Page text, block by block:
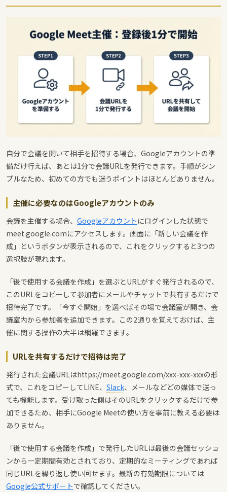
自分で会議を開いて相手を招待する場合、Googleアカウントの準
備だけ行えば、あとは1分で会議URLを発行できます。手順がシン
プルなため、初めての方でも迷うポイントはほとんどありません。
主催に必要なのはGoogleアカウントのみ
会議を主催する場合、 Googleアカウント にログインした状態で
meet.google.comにアクセスします。画面に「新しい会議を作
成」というボタンが表示されるので、これをクリックすると3つの
選択肢が現れます。
「後で使用する会議を作成」を選ぶとURLがすぐ発行されるので、
このURLをコピーして参加者にメールやチャットで共有するだけで
招待完了です。「今すぐ開始」を選べばその場で会議室が開き、会
議室内から参加者を追加できます。この2通りを覚えておけば、主
催に関する操作の大半は網羅できます。
URLを共有するだけで招待は完了
発行された会議URLはhttps://meet.google.com/xxx-xxx-xxxの形
式で、これをコピーしてLINE、 Slack、メールなどどの媒体で送っ
ても機能します。受け取った側はそのURLをクリックするだけで参
加できるため、相手にGoogle Meetの使い方を事前に教える必要は
ありません。
「後で使用する会議を作成」で発行したURLは最後の会議セッショ
ンから一定期間有効とされており、定期的なミーティングであれば
同じURLを繰り返し使い回せます。最新の有効期限については
Google公式サポートで確認してください。